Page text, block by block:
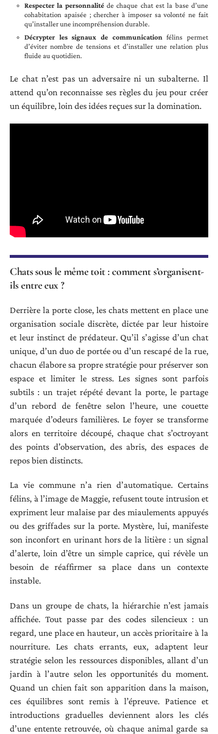
Respecter la personnalitéde chaque chat est la base d’une
cohabitation apaisée ; chercher à imposer sa volonté ne fait
qu’installer une incompréhension durable.
Décrypter les signaux de communicationfélins permet
d’éviter nombre de tensions et d’installer une relation plus
fluide au quotidien.
Le chat n’est pas un adversaire ni un subalterne. Il
attend qu’on reconnaisse ses règles du jeu pour créer
un équilibre, loin des idées reçues sur la domination.
Chats sous le même toit : comment s’organisent-
ils entre eux ?
Derrière la porte close, les chats mettent en place une
organisation sociale discrète, dictée par leur histoire
et leur instinct de prédateur. Qu’il s’agisse d’un chat
unique, d’un duo de portée ou d’un rescapé de la rue,
chacun élabore sa propre stratégie pour préserver son
espace et limiter le stress. Les signes sont parfois
subtils : un trajet répété devant la porte, le partage
d’un rebord de fenêtre selon l’heure, une couette
marquée d’odeurs familières. Le foyer se transforme
alors en territoire découpé, chaque chat s’octroyant
des points d’observation, des abris, des espaces de
repos bien distincts.
La vie commune n’a rien d’automatique. Certains
félins, à l’image de Maggie, refusent toute intrusion et
expriment leur malaise par des miaulements appuyés
ou des griffades sur la porte. Mystère, lui, manifeste
son inconfort en urinant hors de la litière : un signal
d’alerte, loin d’être un simple caprice, qui révèle un
besoin de réaffirmer sa place dans un contexte
instable.
Dans un groupe de chats, la hiérarchie n’est jamais
affichée. Tout passe par des codes silencieux : un
regard, une place en hauteur, un accès prioritaire à la
nourriture. Les chats errants, eux, adaptent leur
stratégie selon les ressources disponibles, allant d’un
jardin à l’autre selon les opportunités du moment.
Quand un chien fait son apparition dans la maison,
ces équilibres sont remis à l’épreuve. Patience et
introductions graduelles deviennent alors les clés
d’une entente retrouvée, où chaque animal garde sa